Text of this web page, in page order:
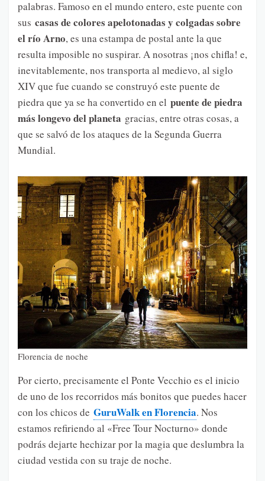
palabras. Famoso en el mundo entero, este puente con
sus casas de colores apelotonadas y colgadas sobre
el río Arno, es una estampa de postal ante la que
resulta imposible no suspirar. A nosotras ¡nos chifla! e,
inevitablemente, nos transporta al medievo, al siglo
XIV que fue cuando se construyó este puente de
piedra que ya se ha convertido en el puente de piedra
más longevo del planeta gracias, entre otras cosas, a
que se salvó de los ataques de la Segunda Guerra
Mundial.
Florencia de noche
Por cierto, precisamente el Ponte Vecchio es el inicio
de uno de los recorridos más bonitos que puedes hacer
con los chicos de GuruWalk en Florencia. Nos
estamos refiriendo al «Free Tour Nocturno» donde
podrás dejarte hechizar por la magia que deslumbra la
ciudad vestida con su traje de noche.